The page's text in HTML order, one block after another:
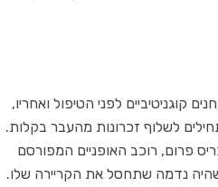
קוגניטיביים לפני הטיפול ואחריו,
לשלוף זכרונות מהעבר בקלות.
פרום, רוכב האופניים המפורסם
שהיה נדמה שתחסל את הקריירה שלו.